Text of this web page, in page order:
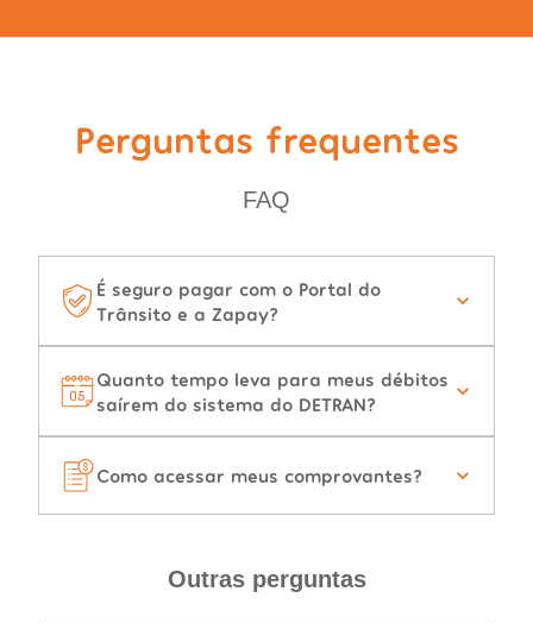
Perguntas frequentes
FAQ
É seguro pagar com o Portal do
Trânsito e a Zapay?
Quanto tempo leva para meus débitos
saírem do sistema do DETRAN?
Como acessar meus comprovantes?
Outras perguntas